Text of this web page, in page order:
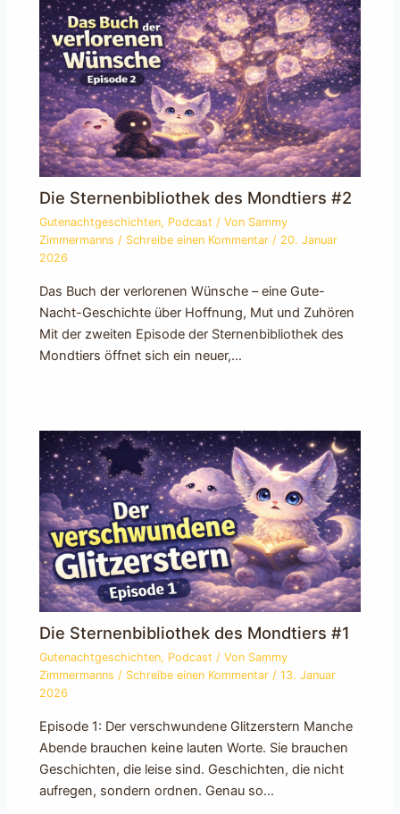
Die Sternenbibliothek des Mondtiers #2
Gutenachtgeschichten, Podcast / Von Sammy
Zimmermanns/ Schreibe einen Kommentar / 20. Januar
2026
Das Buch der verlorenen Wünsche – eine Gute-
Nacht-Geschichte über Hoffnung, Mut und Zuhören
Mit der zweiten Episode der Sternenbibliothek des
Mondtiers öffnet sich ein neuer,…
Die Sternenbibliothek des Mondtiers #1
Gutenachtgeschichten, Podcast / Von Sammy
Zimmermanns/ Schreibe einen Kommentar /13. Januar
2026
Episode 1: Der verschwundene Glitzerstern Manche
Abende brauchen keine lauten Worte. Sie brauchen
Geschichten, die leise sind. Geschichten, die nicht
aufregen, sondern ordnen. Genau so…